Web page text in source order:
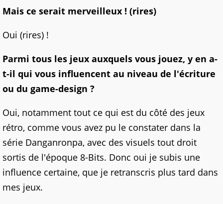
Mais ce serait merveilleux ! (rires)
Oui (rires) !
Parmi tous les jeux auxquels vous jouez, y en a-
t-il qui vous influencent au niveau de l'écriture
ou du game-design ?
Oui, notamment tout ce qui est du côté des jeux
rétro, comme vous avez pu le constater dans la
série Danganronpa, avec des visuels tout droit
sortis de l'époque 8-Bits. Donc oui je subis une
influence certaine, que je retranscris plus tard dans
mes jeux.